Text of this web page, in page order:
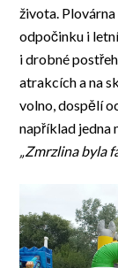
života.
odpočinku i
i drobné
atrakcích a na
volno, dospělí
například jedna
„Zmrzlina byla